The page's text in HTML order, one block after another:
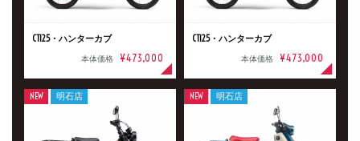
CT125・ハンターカブ
本体価格 ¥473,000
CT125・ハンターカブ
本体価格 ¥473,000
NEW 明石店 NEW 明石店